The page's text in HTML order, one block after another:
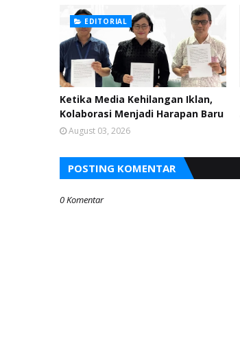
EDITORIAL
Ketika Media Kehilangan Iklan,
Kolaborasi Menjadi Harapan Baru
August 03, 2026
POSTING KOMENTAR
0 Komentar